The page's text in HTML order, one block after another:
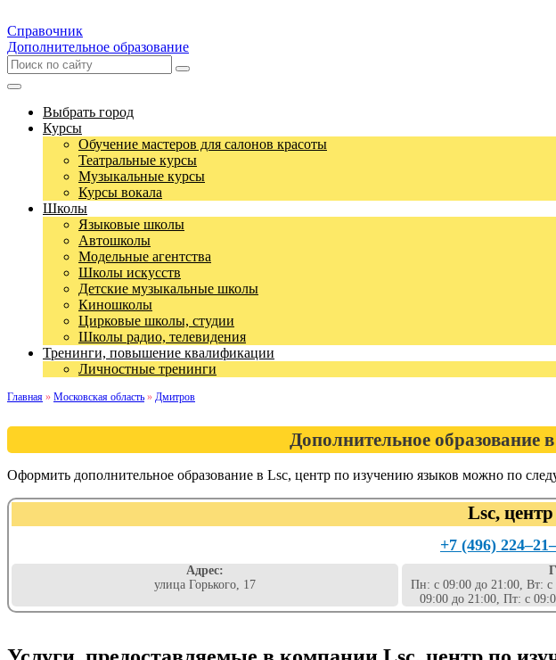
Справочник
Дополнительное образование
Выбрать город
Курсы
Обучение мастеров для салонов красоты
Театральные курсы
Музыкальные курсы
Курсы вокала
Школы
Языковые школы
Автошколы
Модельные агентства
Школы искусств
Детские музыкальные школы
Киношколы
Цирковые школы, студии
Школы радио, телевидения
Тренинги, повышение квалификации
Личностные тренинги
Главная » Московская область » Дмитров
Дополнительное образование
Оформить дополнительное образование в Lsc, центр по изучению языков можно по
Lsc,
+7 (496)
Адрес:
улица Горького, 17
Пн: с 09:00 до 21:00, Вт:
09:00 до 21:00, Пт: с